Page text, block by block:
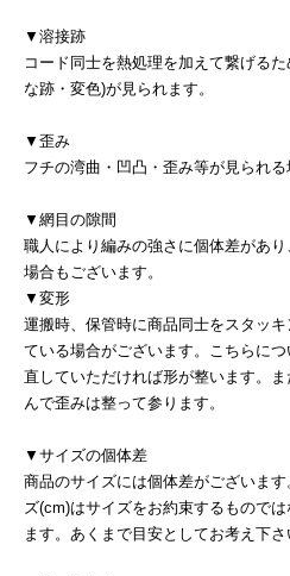
▼溶接跡
コード同士を熱処理を加えて繋げる
な跡・変色)が見られます。
▼歪み
フチの湾曲・凹凸・歪み等が見られる
▼網目の隙間
職人により編みの強さに個体差があ
場合もございます。
▼変形
運搬時、保管時に商品同士をスタッ
ている場合がございます。こちらに
直していただければ形が整います。
んで歪みは整って参ります。
▼サイズの個体差
商品のサイズには個体差がございま
ズ(cm)はサイズをお約束するもので
ます。あくまで目安としてお考え下さ